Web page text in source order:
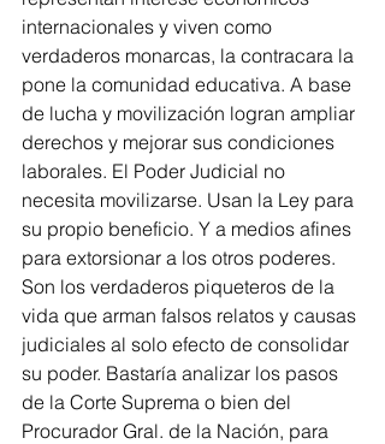
internacionales y viven como
verdaderos monarcas, la contracara la
pone la comunidad educativa. A base
de lucha y movilización logran ampliar
derechos y mejorar sus condiciones
laborales. El Poder Judicial no
necesita movilizarse. Usan la Ley para
su propio beneficio. Y a medios afines
para extorsionar a los otros poderes.
Son los verdaderos piqueteros de la
vida que arman falsos relatos y causas
judiciales al solo efecto de consolidar
su poder. Bastaría analizar los pasos
de la Corte Suprema o bien del
Procurador Gral. de la Nación, para